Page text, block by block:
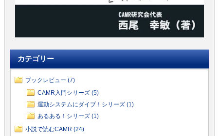
カテゴリー
ブックレビュー (7)
CAMR入門シリーズ (5)
運動システムにダイブ！シリーズ (1)
あるある！シリーズ (1)
小説で読むCAMR (24)